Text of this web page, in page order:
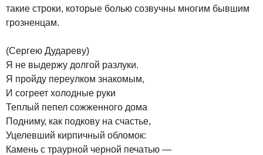
такие строки, которые болью созвучны многим бывшим
грозненцам.
(Сергею Дудареву)
Я не выдержу долгой разлуки.
Я пройду переулком знакомым,
И согреет холодные руки
Теплый пепел сожженного дома
Подниму, как подкову на счастье,
Уцелевший кирпичный обломок:
Камень с траурной черной печатью —